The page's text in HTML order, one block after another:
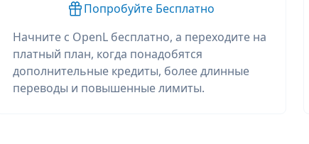
Попробуйте Бесплатно
Начните с OpenL бесплатно, а переходите на
платный план, когда понадобятся
дополнительные кредиты, более длинные
переводы и повышенные лимиты.